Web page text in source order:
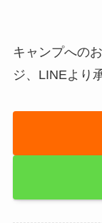
キャンプへの
ジ、LINEより